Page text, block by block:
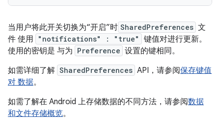
当用户将此开关切换为“开启”时 SharedPreferences 文
件 使用
"notifications" : "true"
键值对进行更新。
使用的密钥是 与为 Preference 设置的键相同。
如需详细了解 SharedPreferences API，请参阅保存键值
对 数据。
如需了解在 Android 上存储数据的不同方法，请参阅数据
和文件存储概览。